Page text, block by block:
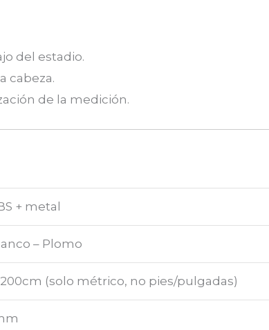
del estadio.
cabeza.
de la medición.
+ metal
– Plomo
(solo métrico, no pies/pulgadas)